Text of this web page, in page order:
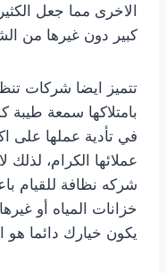
الاخرى مما جعل
كبير دون غيرها من
تتميز ايضا شركات
بامتلاكها سمعة طيبة
في تأدية عملها على
عملائها الكرام،
شركه نظافة للقيام
خزانات المياه أو
يكون خيارك دائما